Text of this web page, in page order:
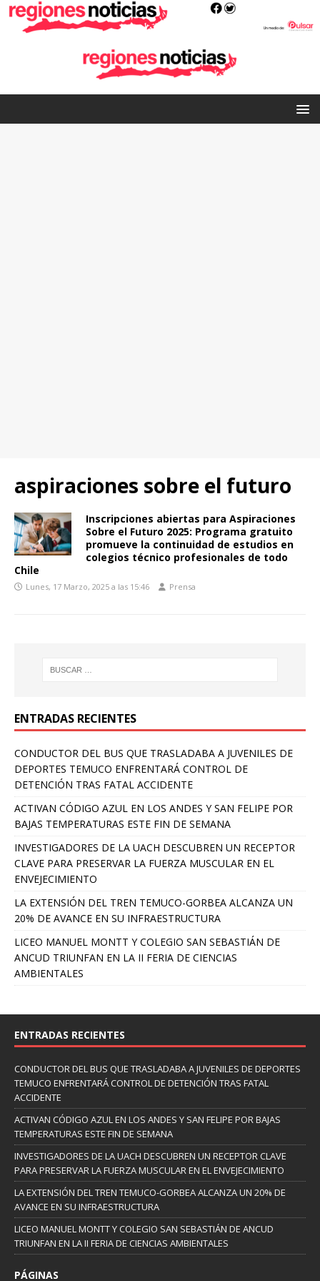
aspiraciones sobre el futuro
Inscripciones abiertas para Aspiraciones
Sobre el Futuro 2025: Programa gratuito
promueve la continuidad de estudios en
colegios técnico profesionales de todo
Chile
Lunes, 17 Marzo, 2025 a las 15:46 Prensa
ENTRADAS RECIENTES
CONDUCTOR DEL BUS QUE TRASLADABA A JUVENILES DE
DEPORTES TEMUCO ENFRENTARÁ CONTROL DE
DETENCIÓN TRAS FATAL ACCIDENTE
ACTIVAN CÓDIGO AZUL EN LOS ANDES Y SAN FELIPE POR
BAJAS TEMPERATURAS ESTE FIN DE SEMANA
INVESTIGADORES DE LA UACH DESCUBREN UN RECEPTOR
CLAVE PARA PRESERVAR LA FUERZA MUSCULAR EN EL
ENVEJECIMIENTO
LA EXTENSIÓN DEL TREN TEMUCO-GORBEA ALCANZA UN
20% DE AVANCE EN SU INFRAESTRUCTURA
LICEO MANUEL MONTT Y COLEGIO SAN SEBASTIÁN DE
ANCUD TRIUNFAN EN LA II FERIA DE CIENCIAS
AMBIENTALES
ENTRADAS RECIENTES
CONDUCTOR DEL BUS QUE TRASLADABA A JUVENILES DE DEPORTES
TEMUCO ENFRENTARÁ CONTROL DE DETENCIÓN TRAS FATAL
ACCIDENTE
ACTIVAN CÓDIGO AZUL EN LOS ANDES Y SAN FELIPE POR BAJAS
TEMPERATURAS ESTE FIN DE SEMANA
INVESTIGADORES DE LA UACH DESCUBREN UN RECEPTOR CLAVE
PARA PRESERVAR LA FUERZA MUSCULAR EN EL ENVEJECIMIENTO
LA EXTENSIÓN DEL TREN TEMUCO-GORBEA ALCANZA UN 20% DE
AVANCE EN SU INFRAESTRUCTURA
LICEO MANUEL MONTT Y COLEGIO SAN SEBASTIÁN DE ANCUD
TRIUNFAN EN LA II FERIA DE CIENCIAS AMBIENTALES
PÁGINAS